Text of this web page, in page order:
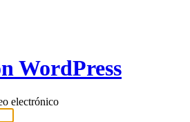
WordPress
electrónico